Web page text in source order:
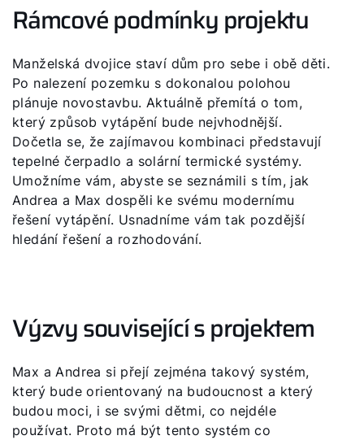
Rámcové podmínky projektu
Manželská dvojice staví dům pro sebe i obě děti.
Po nalezení pozemku s dokonalou polohou
plánuje novostavbu. Aktuálně přemítá o tom,
který způsob vytápění bude nejvhodnější.
Dočetla se, že zajímavou kombinaci představují
tepelné čerpadlo a solární termické systémy.
Umožníme vám, abyste se seznámili s tím, jak
Andrea a Max dospěli ke svému modernímu
řešení vytápění. Usnadníme vám tak pozdější
hledání řešení a rozhodování.
Výzvy související s projektem
Max a Andrea si přejí zejména takový systém,
který bude orientovaný na budoucnost a který
budou moci, i se svými dětmi, co nejdéle
používat. Proto má být tento systém co